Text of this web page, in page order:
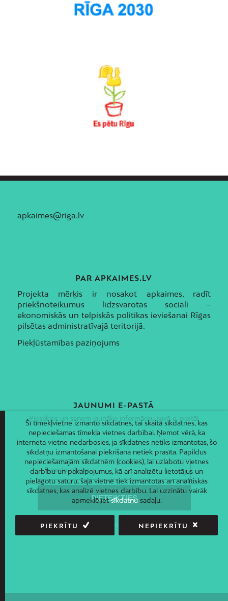
apkaimes@riga.lv
PAR APKAIMES.LV
Projekta mērķis ir nosakot apkaimes, radīt
priekšnoteikumus līdzsvarotas sociāli –
ekonomiskās un telpiskās politikas ieviešanai Rīgas
pilsētas administratīvajā teritorijā.
Piekļūstamības paziņojums
JAUNUMI E-PASTĀ
Piesakies un saņem jaunāko informāciju savā e-pastā!
Šī tīmekļvietne izmanto sīkdatnes, tai skaitā sīkdatnes, kas
nepieciešamas tīmekļa vietnes darbībai. Ņemot vērā, ka
interneta vietne nedarbosies, ja sīkdatnes netiks izmantotas, šo
sīkdatņu izmantošanai piekrišana netiek prasīta. Papildus
nepieciešamajām sīkdatnēm (cookies), lai uzlabotu vietnes
darbību un pakalpojumus, kā arī analizētu lietotājus un
pielāgotu saturu, šajā vietnē tiek izmantotas arī analītiskās
sīkdatnes, kas analizē vietnes darbību. Lai uzzinātu vairāk
apmeklējietsīkdatņusadaļu.
PIEKRĪTU NEPIEKRĪTU